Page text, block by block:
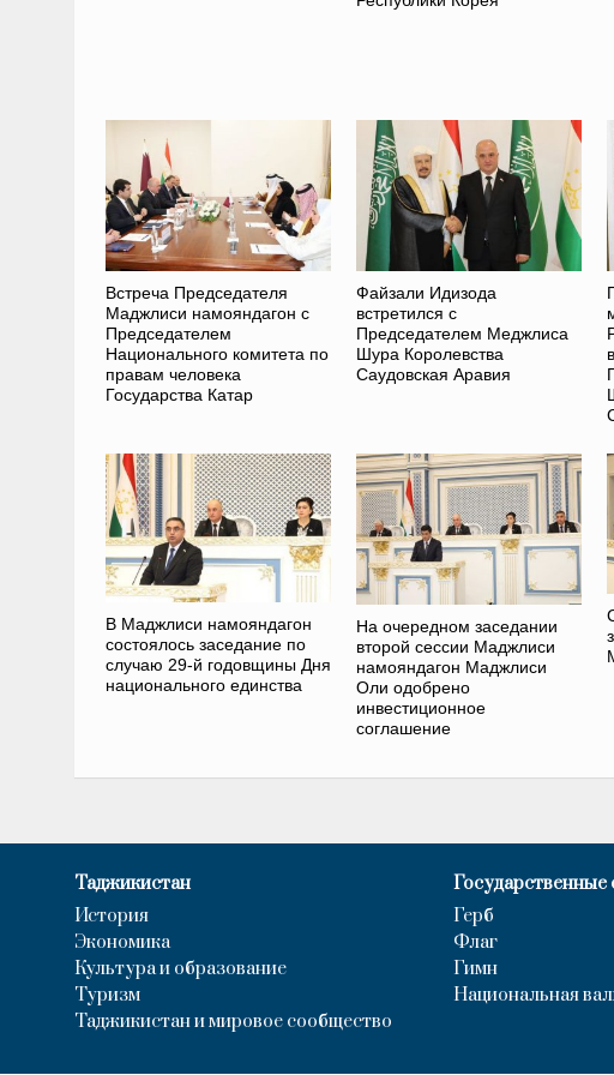
Встреча Председателя
Маджлиси намояндагон с
Председателем
Национального комитета по
правам человека
Государства Катар
Файзали Идизода
встретился с
Председателем Меджлиса
Шура Королевства
Саудовская Аравия
В Маджлиси намояндагон
состоялось заседание по
случаю 29-й годовщины Дня
национального единства
На очередном заседании
второй сессии Маджлиси
намояндагон Маджлиси
Оли одобрено
инвестиционное
соглашение
Таджикистан
История
Экономика
Культура и образование
Туризм
Таджикистан и мировое сообщество
Герб
Флаг
Гимн
Национальная